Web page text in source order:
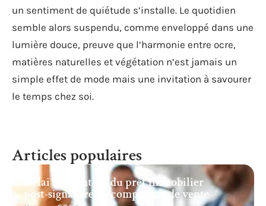
un sentiment de quiétude s’installe. Le quotidien
semble alors suspendu, comme enveloppé dans une
lumière douce, preuve que l’harmonie entre ocre,
matières naturelles et végétation n’est jamais un
simple effet de mode mais une invitation à savourer
le temps chez soi.
Articles populaires
Délai d’obtention du prêt immobilier
post-signature du compromis de vente